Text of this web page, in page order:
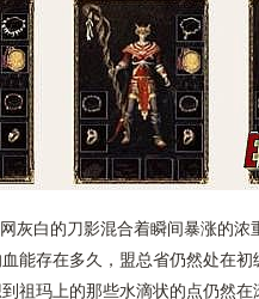
灰白的刀影混合着瞬间暴涨的浓
能存在多久，盟总省仍然处在
祖玛上的那些水滴状的点仍然